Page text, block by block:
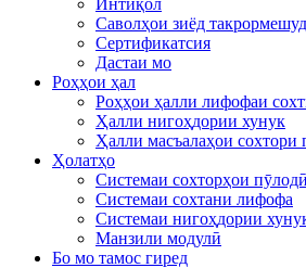
Интиқол
Саволҳои зиёд
Сертификатсия
Дастаи мо
Роҳҳои ҳал
Роҳҳои ҳалли лифофаи
Ҳалли нигоҳдории хунук
Ҳалли масъалаҳои сохтори
Ҳолатҳо
Системаи сохторҳои пӯлодӣ
Системаи сохтани лифофа
Системаи нигоҳдории
Манзили модулӣ
Бо мо тамос гиред